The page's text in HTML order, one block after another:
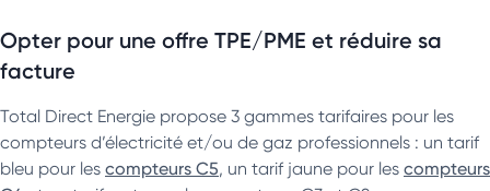
Opter pour une offre TPE/PME et réduire sa
facture
Total Direct Energie propose 3 gammes tarifaires pour les
compteurs d’électricité et/ou de gaz professionnels : un tarif
bleu pour les compteurs C5, un tarif jaune pour les compteurs